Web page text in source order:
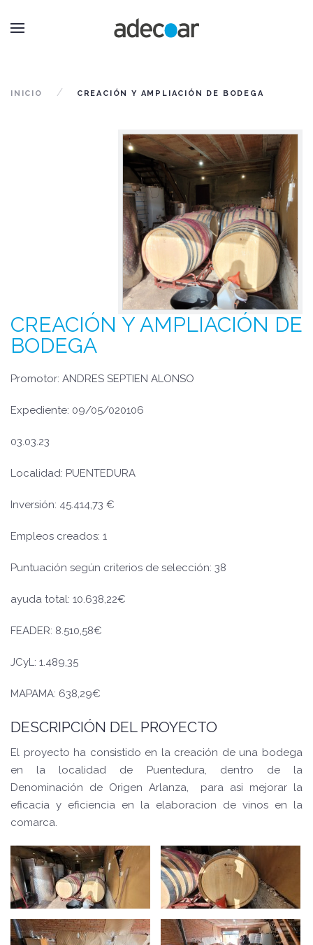
INICIO CREACIÓN Y AMPLIACIÓN DE BODEGA
CREACIÓN Y AMPLIACIÓN DE
BODEGA
Promotor: ANDRES SEPTIEN ALONSO
Expediente: 09/05/020106
03.03.23
Localidad: PUENTEDURA
Inversión: 45.414,73 €
Empleos creados: 1
Puntuación según criterios de selección: 38
ayuda total: 10.638,22€
FEADER: 8.510,58€
JCyL: 1.489,35
MAPAMA: 638,29€
DESCRIPCIÓN DEL PROYECTO
El proyecto ha consistido en la creación de una bodega
en la localidad de Puentedura, dentro de la
Denominación de Origen Arlanza, para asi mejorar la
eficacia y eficiencia en la elaboracion de vinos en la
comarca.